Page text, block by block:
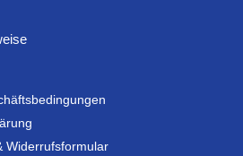
Widerrufsformular